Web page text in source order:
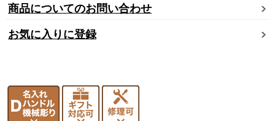
商品についてのお問い合わせ
お気に入りに登録